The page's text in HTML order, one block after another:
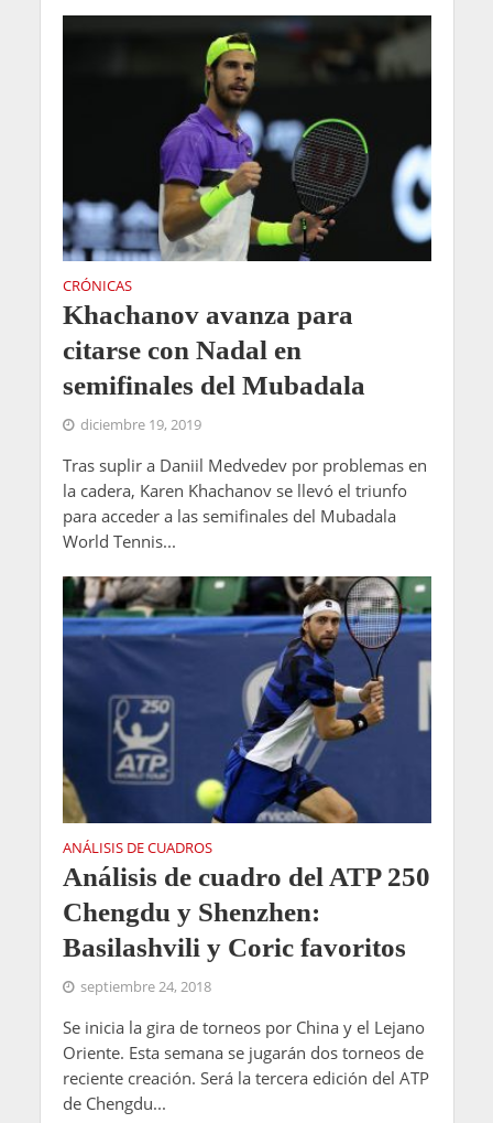
CRÓNICAS
Khachanov avanza para
citarse con Nadal en
semifinales del Mubadala
diciembre 19, 2019
Tras suplir a Daniil Medvedev por problemas en
la cadera, Karen Khachanov se llevó el triunfo
para acceder a las semifinales del Mubadala
World Tennis...
ANÁLISIS DE CUADROS
Análisis de cuadro del ATP 250
Chengdu y Shenzhen:
Basilashvili y Coric favoritos
septiembre 24, 2018
Se inicia la gira de torneos por China y el Lejano
Oriente. Esta semana se jugarán dos torneos de
reciente creación. Será la tercera edición del ATP
de Chengdu...